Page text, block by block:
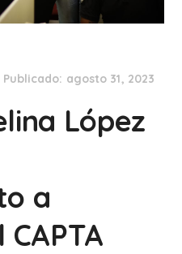
Publicado: agosto 31, 2023
López
a